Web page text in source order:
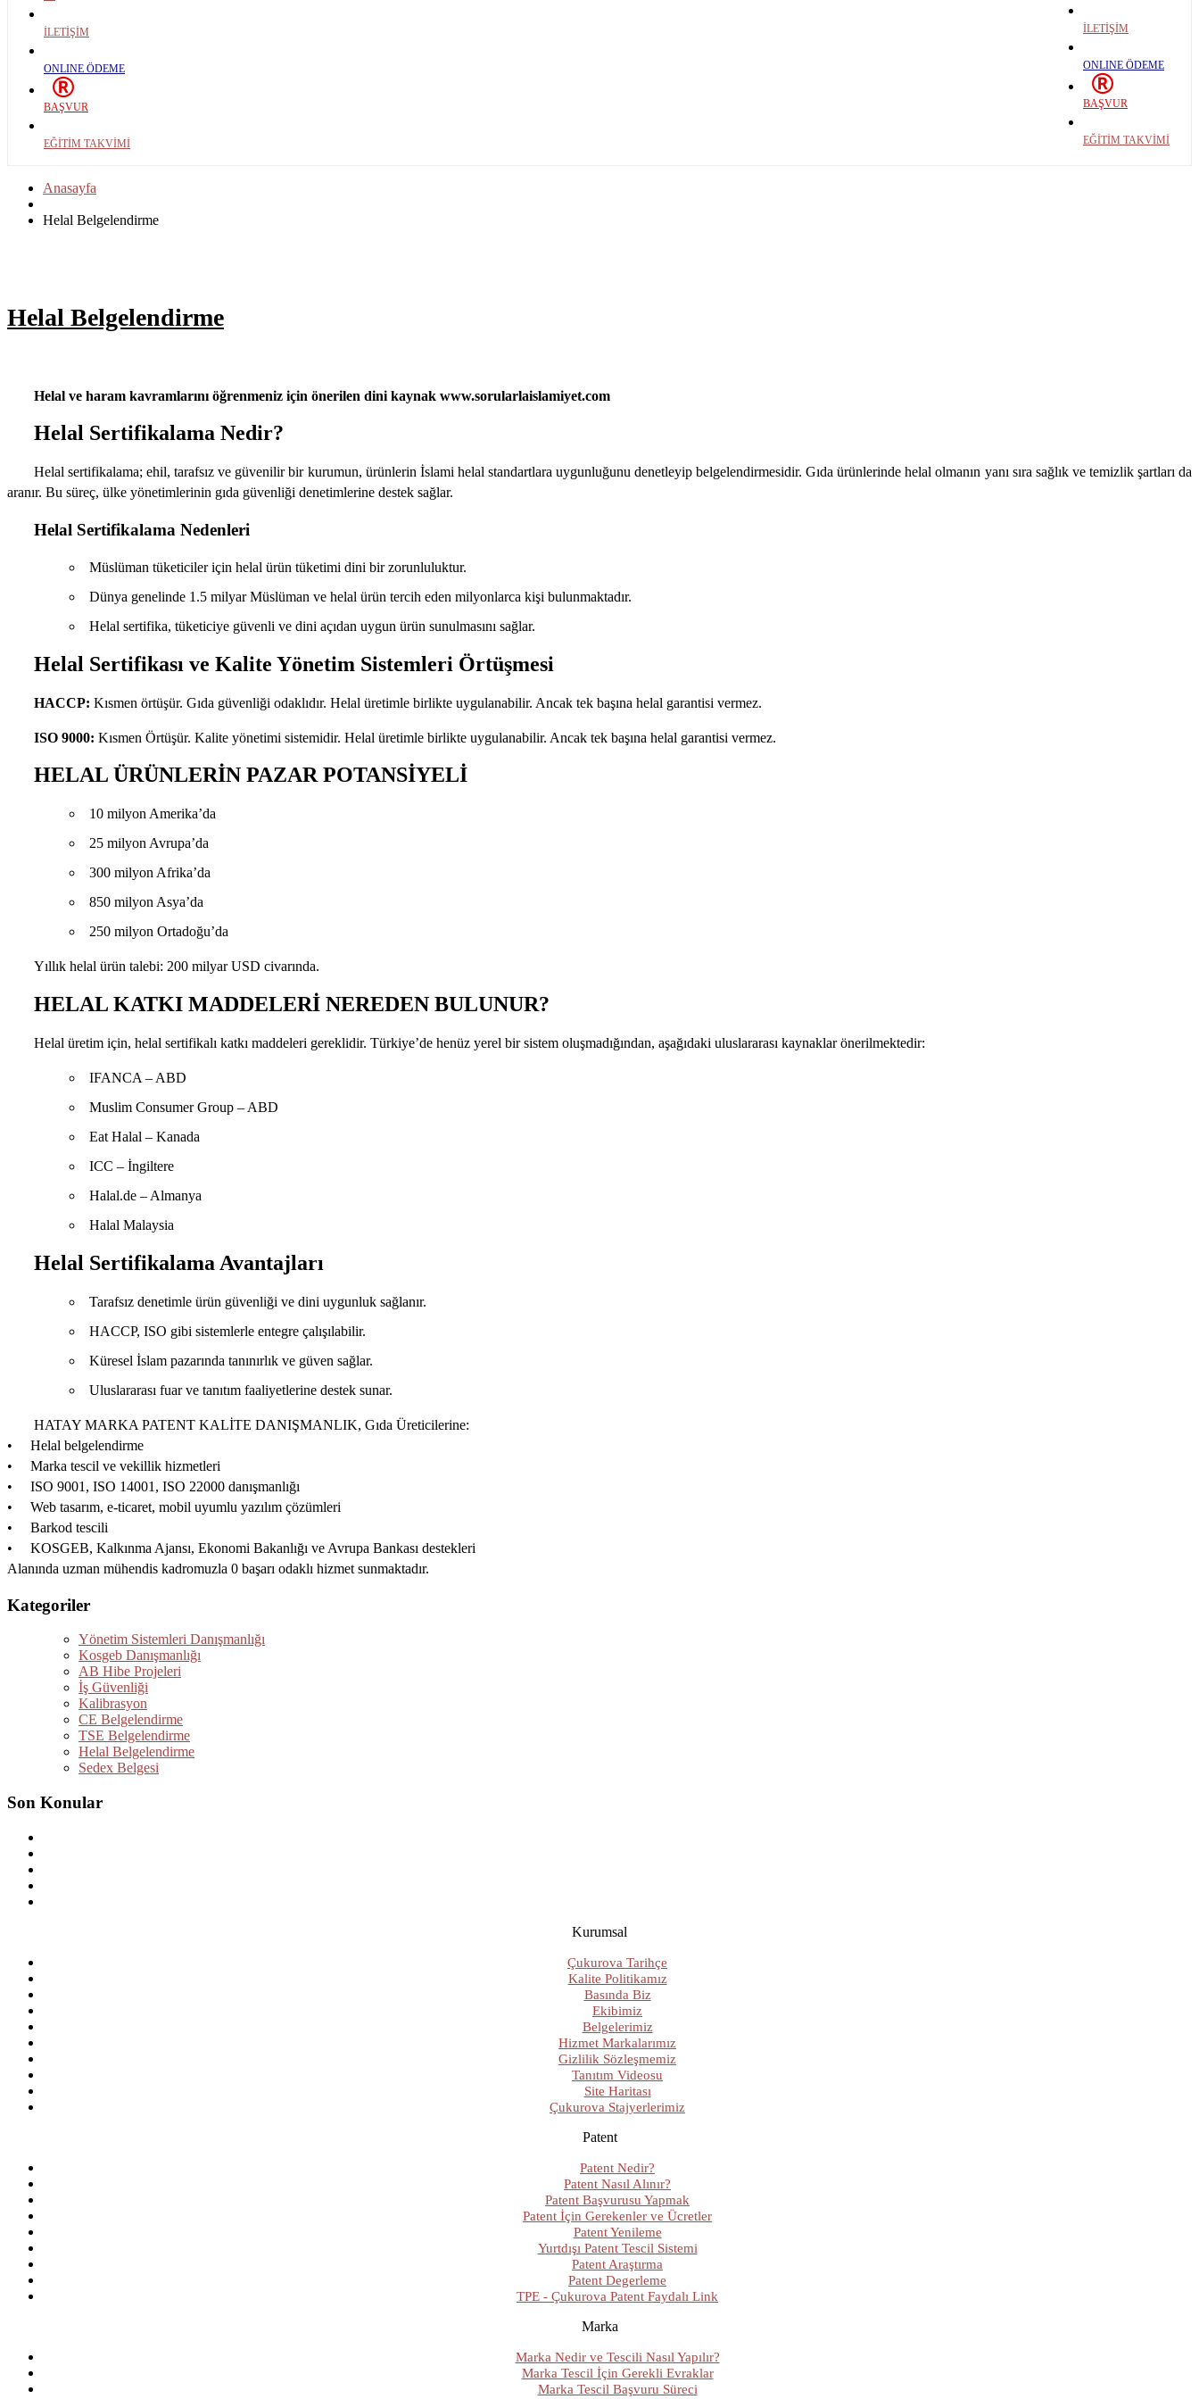
İLETİŞİM
ONLINE ÖDEME
BAŞVUR
EĞİTİM TAKVİMİ
İLETİŞİM
ONLINE ÖDEME
BAŞVUR
EĞİTİM TAKVİMİ
Anasayfa
Helal Belgelendirme
Helal Belgelendirme
Helal ve haram kavramlarını öğrenmeniz için önerilen dini kaynak www.sorularlaislamiyet.com
Helal Sertifikalama Nedir?
Helal sertifikalama; ehil, tarafsız ve güvenilir bir kurumun, ürünlerin İslami helal standartlara uygunluğunu denetleyip belgelendirmesidir. Gıda ürünlerinde helal olmanın yanı sıra sağlık ve temizlik şartları da
aranır. Bu süreç, ülke yönetimlerinin gıda güvenliği denetimlerine destek sağlar.
Helal Sertifikalama Nedenleri
Müslüman tüketiciler için helal ürün tüketimi dini bir zorunluluktur.
Dünya genelinde 1.5 milyar Müslüman ve helal ürün tercih eden milyonlarca kişi bulunmaktadır.
Helal sertifika, tüketiciye güvenli ve dini açıdan uygun ürün sunulmasını sağlar.
Helal Sertifikası ve Kalite Yönetim Sistemleri Örtüşmesi
HACCP: Kısmen örtüşür. Gıda güvenliği odaklıdır. Helal üretimle birlikte uygulanabilir. Ancak tek başına helal garantisi vermez.
ISO 9000: Kısmen Örtüşür. Kalite yönetimi sistemidir. Helal üretimle birlikte uygulanabilir. Ancak tek başına helal garantisi vermez.
HELAL ÜRÜNLERİN PAZAR POTANSİYELİ
10 milyon Amerika’da
25 milyon Avrupa’da
300 milyon Afrika’da
850 milyon Asya’da
250 milyon Ortadoğu’da
Yıllık helal ürün talebi: 200 milyar USD civarında.
HELAL KATKI MADDELERİ NEREDEN BULUNUR?
Helal üretim için, helal sertifikalı katkı maddeleri gereklidir. Türkiye’de henüz yerel bir sistem oluşmadığından, aşağıdaki uluslararası kaynaklar önerilmektedir:
IFANCA – ABD
Muslim Consumer Group – ABD
Eat Halal – Kanada
ICC – İngiltere
Halal.de – Almanya
Halal Malaysia
Helal Sertifikalama Avantajları
Tarafsız denetimle ürün güvenliği ve dini uygunluk sağlanır.
HACCP, ISO gibi sistemlerle entegre çalışılabilir.
Küresel İslam pazarında tanınırlık ve güven sağlar.
Uluslararası fuar ve tanıtım faaliyetlerine destek sunar.
HATAY MARKA PATENT KALİTE DANIŞMANLIK, Gıda Üreticilerine:
• Helal belgelendirme
• Marka tescil ve vekillik hizmetleri
• ISO 9001, ISO 14001, ISO 22000 danışmanlığı
• Web tasarım, e-ticaret, mobil uyumlu yazılım çözümleri
• Barkod tescili
• KOSGEB, Kalkınma Ajansı, Ekonomi Bakanlığı ve Avrupa Bankası destekleri
Alanında uzman mühendis kadromuzla 0 başarı odaklı hizmet sunmaktadır.
Kategoriler
Yönetim Sistemleri Danışmanlığı
Kosgeb Danışmanlığı
AB Hibe Projeleri
İş Güvenliği
Kalibrasyon
CE Belgelendirme
TSE Belgelendirme
Helal Belgelendirme
Sedex Belgesi
Son Konular
Kurumsal
Çukurova Tarihçe
Kalite Politikamız
Basında Biz
Ekibimiz
Belgelerimiz
Hizmet Markalarımız
Gizlilik Sözleşmemiz
Tanıtım Videosu
Site Haritası
Çukurova Stajyerlerimiz
Patent
Patent Nedir?
Patent Nasıl Alınır?
Patent Başvurusu Yapmak
Patent İçin Gerekenler ve Ücretler
Patent Yenileme
Yurtdışı Patent Tescil Sistemi
Patent Araştırma
Patent Degerleme
TPE - Çukurova Patent Faydalı Link
Marka
Marka Nedir ve Tescili Nasıl Yapılır?
Marka Tescil İçin Gerekli Evraklar
Marka Tescil Başvuru Süreci